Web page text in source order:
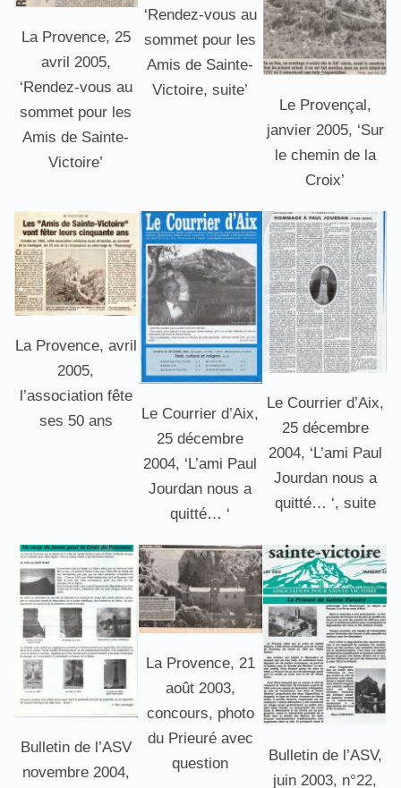
La Provence, 25
avril 2005,
‘Rendez-vous au
sommet pour les
Amis de Sainte-
Victoire’
‘Rendez-vous au
sommet pour les
Amis de Sainte-
Victoire, suite’
Le Provençal,
janvier 2005, ‘Sur
le chemin de la
Croix’
La Provence, avril
2005,
l’association fête
ses 50 ans
Le Courrier d’Aix,
25 décembre
2004, ‘L’ami Paul
Jourdan nous a
quitté… ‘
Le Courrier d’Aix,
25 décembre
2004, ‘L’ami Paul
Jourdan nous a
quitté… ‘, suite
Bulletin de l’ASV
novembre 2004,
La Provence, 21
août 2003,
concours, photo
du Prieuré avec
question
Bulletin de l’ASV,
juin 2003, n°22,